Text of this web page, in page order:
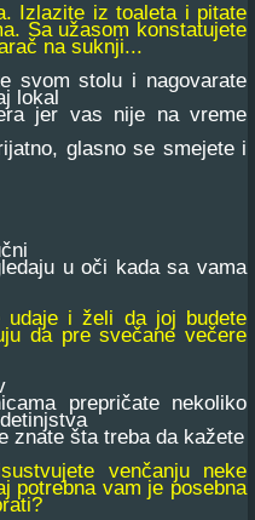
Izlazite iz toaleta i pitate
Sa užasom konstatujete
na suknji...
stolu i nagovarate
lokal
jer vas nije na vreme
glasno se smejete i
u oči kada sa vama
udaje i želi da joj budete
da pre svečane večere
prepričate nekoliko
šta treba da kažete
venčanju neke
potrebna vam je posebna